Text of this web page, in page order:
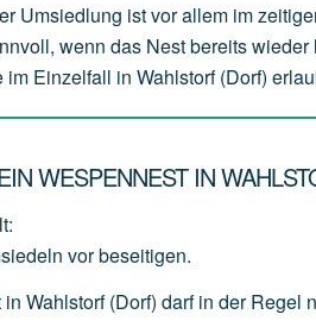
Umsiedlung ist vor allem im
wenn das Nest bereits
Einzelfall in Wahlstorf (Dorf)
WESPENNEST IN
vor beseitigen.
Wahlstorf (Dorf) darf in der Regel